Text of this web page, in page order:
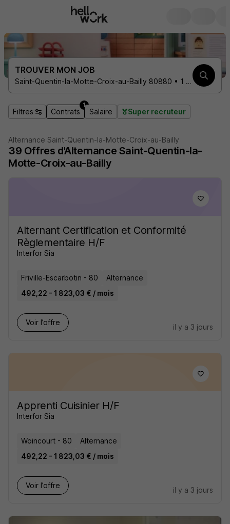
TROUVER MON JOB
Saint-Quentin-la-Motte-Croix-au-Bailly 80880 • 1 contrat
Filtres Contrats
1
Salaire Super recruteur
Alternance Saint-Quentin-la-Motte-Croix-au-Bailly
39 Offres d'Alternance Saint-Quentin-la-
Motte-Croix-au-Bailly
Alternant Certification et Conformité
Règlementaire H/F
Interfor Sia
Friville-Escarbotin - 80
Alternance
492,22 - 1 823,03 € / mois
Voir l’offre
il y a 3 jours
Apprenti Cuisinier H/F
Interfor Sia
Woincourt - 80
Alternance
492,22 - 1 823,03 € / mois
Voir l’offre
il y a 3 jours